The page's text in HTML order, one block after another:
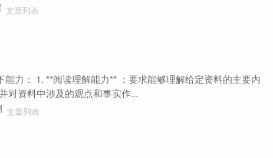
文章列表
力： 1. **阅读理解能力** ：要求能够理解给定资料的主要内
对资料中涉及的观点和事实作...
文章列表